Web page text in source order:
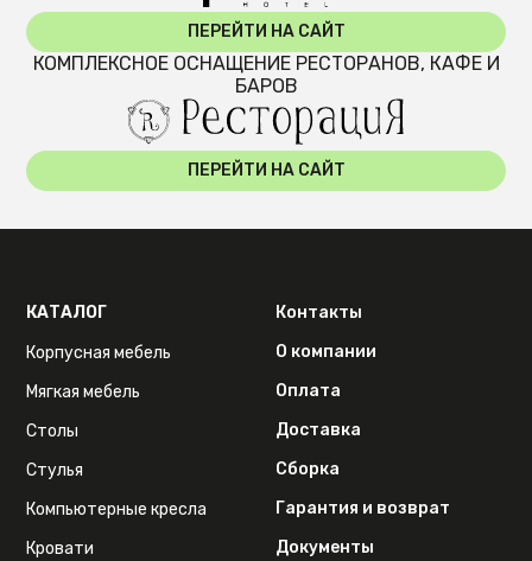
ПЕРЕЙТИ НА САЙТ
КОМПЛЕКСНОЕ ОСНАЩЕНИЕ РЕСТОРАНОВ, КАФЕ И
БАРОВ
ПЕРЕЙТИ НА САЙТ
КАТАЛОГ
Корпусная мебель
Мягкая мебель
Столы
Стулья
Компьютерные кресла
Кровати
Контакты
О компании
Оплата
Доставка
Сборка
Гарантия и возврат
Документы